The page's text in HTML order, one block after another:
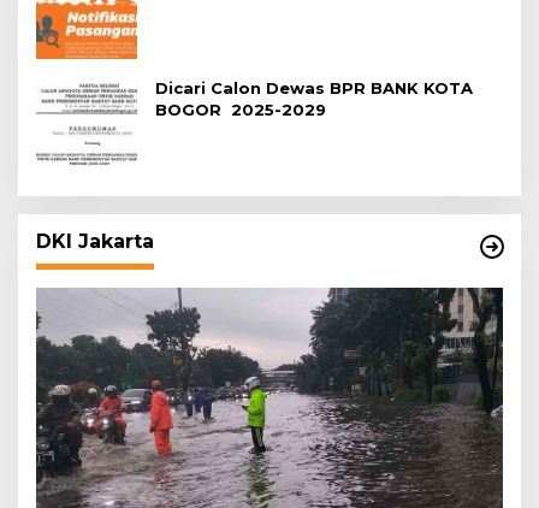
Dicari Calon Dewas BPR BANK KOTA
BOGOR 2025-2029
DKI Jakarta